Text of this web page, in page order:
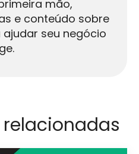
mão,
e conteúdo sobre
seu negócio